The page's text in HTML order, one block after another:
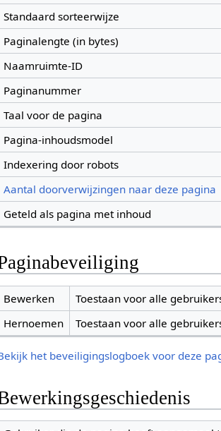
Standaard sorteerwijze
Paginalengte (in bytes)
Naamruimte-ID
Paginanummer
Taal voor de pagina
Pagina-inhoudsmodel
Indexering door robots
Aantal doorverwijzingen naar deze pagina
Geteld als pagina met inhoud
Bewerken
Toestaan voor alle
Hernoemen
Toestaan voor alle
het beveiligingslogboek voor deze